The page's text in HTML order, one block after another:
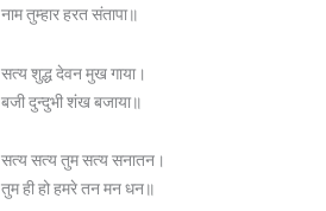
नाम तुम्हार हरत संतापा॥
सत्य शुद्ध देवन मुख गाया।
बजी दुन्दुभी शंख बजाया॥
सत्य सत्य तुम सत्य सनातन।
तुम ही हो हमरे तन मन धन॥